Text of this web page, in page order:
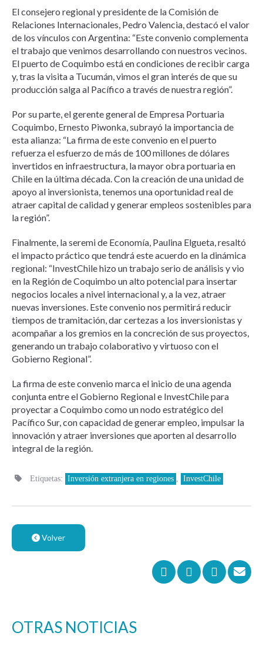
El consejero regional y presidente de la Comisión de
Relaciones Internacionales, Pedro Valencia, destacó el valor
de los vínculos con Argentina: “Este convenio complementa
el trabajo que venimos desarrollando con nuestros vecinos.
El puerto de Coquimbo está en condiciones de recibir carga
y, tras la visita a Tucumán, vimos el gran interés de que su
producción salga al Pacífico a través de nuestra región”.
Por su parte, el gerente general de Empresa Portuaria
Coquimbo, Ernesto Piwonka, subrayó la importancia de
esta alianza: “La firma de este convenio en el puerto
refuerza el esfuerzo de más de 100 millones de dólares
invertidos en infraestructura, la mayor obra portuaria en
Chile en la última década. Con la creación de una unidad de
apoyo al inversionista, tenemos una oportunidad real de
atraer capital de calidad y generar empleos sostenibles para
la región”.
Finalmente, la seremi de Economía, Paulina Elgueta, resaltó
el impacto práctico que tendrá este acuerdo en la dinámica
regional: “InvestChile hizo un trabajo serio de análisis y vio
en la Región de Coquimbo un alto potencial para insertar
negocios locales a nivel internacional y, a la vez, atraer
nuevas inversiones. Este convenio nos permitirá reducir
tiempos de tramitación, dar certezas a los inversionistas y
acompañar a los gremios en la concreción de sus proyectos,
generando un trabajo colaborativo y virtuoso con el
Gobierno Regional”.
La firma de este convenio marca el inicio de una agenda
conjunta entre el Gobierno Regional e InvestChile para
proyectar a Coquimbo como un nodo estratégico del
Pacífico Sur, con capacidad de generar empleo, impulsar la
innovación y atraer inversiones que aporten al desarrollo
integral de la región.
Etiquetas: Inversión extranjera en regiones , InvestChile
Volver
OTRAS NOTICIAS